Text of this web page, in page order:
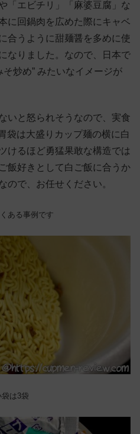
「エビチリ」「麻婆豆腐」な
に回鍋肉を広めた際にキャベ
合うように甜麺醤を多めに使
なりました。なので、日本で
炒め” みたいなイメージが
いと怒られそうなので、実食
袋は大盛りカップ麺の横に白
けるほど勇猛果敢な構造では
飯好きとして白ご飯に合うか
ので、お任せください。
ある事例です
は3袋